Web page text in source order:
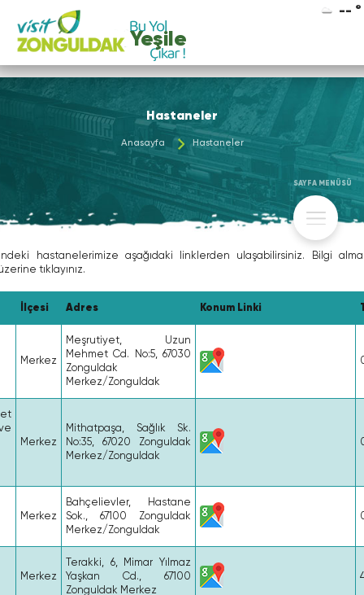
-- °
Yeşile
Hastaneler
Anasayfa Hastaneler
SAYFA MENÜSÜ
hastanelerimize aşağıdaki linklerden ulaşabilirsiniz. Bilgi
tıklayınız.
İlçesi Adres Konum Linki
Merkez
Meşrutiyet, Uzun
Mehmet Cd. No:5, 67030
Zonguldak
Merkez/Zonguldak
Merkez
Mithatpaşa, Sağlık Sk.
No:35, 67020 Zonguldak
Merkez/Zonguldak
Merkez
Bahçelievler, Hastane
Sok., 67100 Zonguldak
Merkez/Zonguldak
Merkez
Terakki, 6, Mimar Yılmaz
Yaşkan Cd., 67100
Zonguldak Merkez